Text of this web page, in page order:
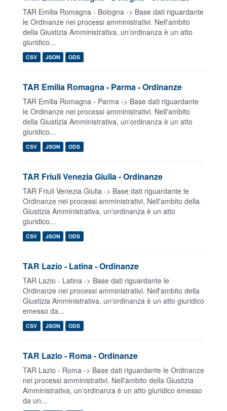
TAR Emilia Romagna - Bologna -> Base dati riguardante
le Ordinanze nei processi amministrativi. Nell'ambito
della Giustizia Amministrativa, un'ordinanza è un atto
giuridico...
CSV JSON ODS
TAR Emilia Romagna - Parma - Ordinanze
TAR Emilia Romagna - Parma -> Base dati riguardante
le Ordinanze nei processi amministrativi. Nell'ambito
della Giustizia Amministrativa, un'ordinanza è un atto
giuridico...
CSV JSON ODS
TAR Friuli Venezia Giulia - Ordinanze
TAR Friuli Venezia Giulia -> Base dati riguardante le
Ordinanze nei processi amministrativi. Nell'ambito della
Giustizia Amministrativa, un'ordinanza è un atto
giuridico...
CSV JSON ODS
TAR Lazio - Latina - Ordinanze
TAR Lazio - Latina -> Base dati riguardante le
Ordinanze nei processi amministrativi. Nell'ambito della
Giustizia Amministrativa, un'ordinanza è un atto giuridico
emesso da...
CSV JSON ODS
TAR Lazio - Roma - Ordinanze
TAR Lazio - Roma -> Base dati riguardante le Ordinanze
nei processi amministrativi. Nell'ambito della Giustizia
Amministrativa, un'ordinanza è un atto giuridico emesso
da un...